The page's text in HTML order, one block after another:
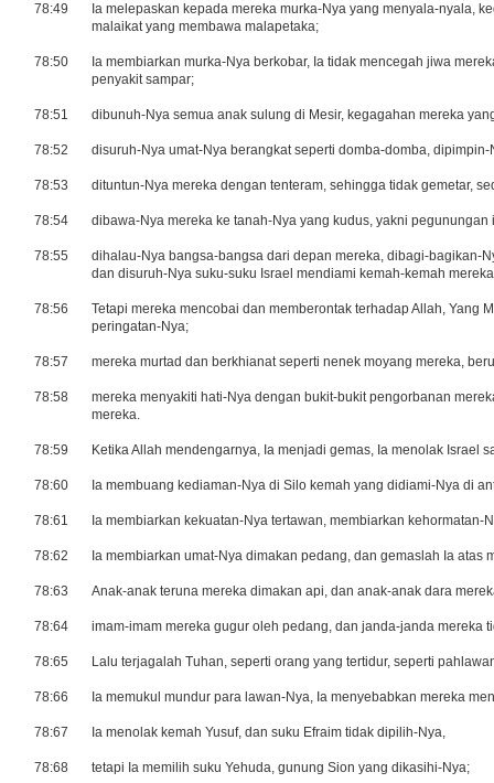
78:49
Ia melepaskan kepada mereka murka-Nya yang menyala-nyala,
malaikat yang membawa malapetaka;
78:50
Ia membiarkan murka-Nya berkobar, Ia tidak mencegah jiwa
penyakit sampar;
78:51 dibunuh-Nya semua anak sulung di Mesir, kegagahan mereka
78:52 disuruh-Nya umat-Nya berangkat seperti domba-domba,
78:53 dituntun-Nya mereka dengan tenteram, sehingga tidak gemetar,
78:54 dibawa-Nya mereka ke tanah-Nya yang kudus, yakni
78:55
dihalau-Nya bangsa-bangsa dari depan mereka, dibagi-bagikan-
dan disuruh-Nya suku-suku Israel mendiami kemah-kemah
78:56
Tetapi mereka mencobai dan memberontak terhadap Allah, Yang
peringatan-Nya;
78:57 mereka murtad dan berkhianat seperti nenek moyang mereka,
78:58
mereka menyakiti hati-Nya dengan bukit-bukit pengorbanan
mereka.
78:59 Ketika Allah mendengarnya, Ia menjadi gemas, Ia menolak Israel
78:60 Ia membuang kediaman-Nya di Silo kemah yang didiami-Nya di
78:61 Ia membiarkan kekuatan-Nya tertawan, membiarkan kehormatan-
78:62 Ia membiarkan umat-Nya dimakan pedang, dan gemaslah Ia atas
78:63 Anak-anak teruna mereka dimakan api, dan anak-anak dara
78:64 imam-imam mereka gugur oleh pedang, dan janda-janda mereka
78:65 Lalu terjagalah Tuhan, seperti orang yang tertidur, seperti
78:66 Ia memukul mundur para lawan-Nya, Ia menyebabkan mereka
78:67 Ia menolak kemah Yusuf, dan suku Efraim tidak dipilih-Nya,
78:68 tetapi Ia memilih suku Yehuda, gunung Sion yang dikasihi-Nya;